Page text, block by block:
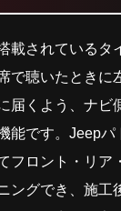
載されているタ
で聴いたときに
届くよう、ナビ
能です。Jeepパ
フロント・リア
ングでき、施工